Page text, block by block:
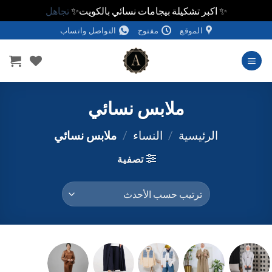
✨ اكبر تشكيلة بيجامات نسائي بالكويت✨تجاهل
للمحتوى
الموقع مفتوح التواصل واتساب
ملابس نسائي
الرئيسية / النساء / ملابس نسائي
تصفية